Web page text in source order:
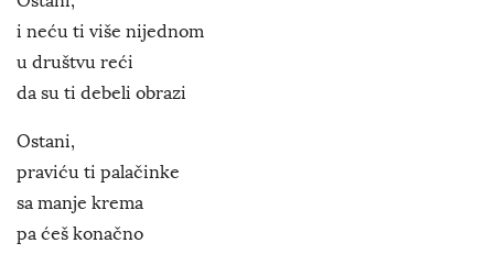
i neću ti više nijednom
u društvu reći
da su ti debeli obrazi
Ostani,
praviću ti palačinke
sa manje krema
pa ćeš konačno